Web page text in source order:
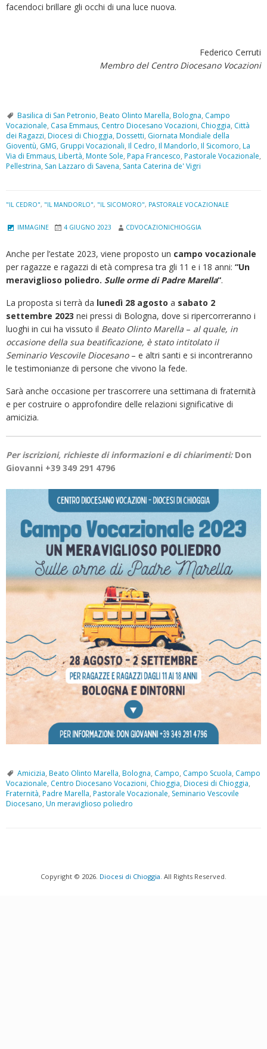
facendoci brillare gli occhi di una luce nuova.
Federico Cerruti
Membro del Centro Diocesano Vocazioni
Basilica di San Petronio, Beato Olinto Marella, Bologna, Campo
Vocazionale, Casa Emmaus, Centro Diocesano Vocazioni, Chioggia, Città
dei Ragazzi, Diocesi di Chioggia, Dossetti, Giornata Mondiale della
Gioventù, GMG, Gruppi Vocazionali, Il Cedro, Il Mandorlo, Il Sicomoro, La
Via di Emmaus, Libertà, Monte Sole, Papa Francesco, Pastorale Vocazionale,
Pellestrina, San Lazzaro di Savena, Santa Caterina de' Vigri
"IL CEDRO", "IL MANDORLO", "IL SICOMORO", PASTORALE VOCAZIONALE
IMMAGINE 4 GIUGNO 2023 CDVOCAZIONICHIOGGIA
Anche per l’estate 2023, viene proposto un campo vocazionale
per ragazze e ragazzi di età compresa tra gli 11 e i 18 anni: “Un
meraviglioso poliedro. Sulle orme di Padre Marella“.
La proposta si terrà da lunedì 28 agosto a sabato 2
settembre 2023 nei pressi di Bologna, dove si ripercorreranno i
luoghi in cui ha vissuto il Beato Olinto Marella – al quale, in
occasione della sua beatificazione, è stato intitolato il
Seminario Vescovile Diocesano– e altri santi e si incontreranno
le testimonianze di persone che vivono la fede.
Sarà anche occasione per trascorrere una settimana di fraternità
e per costruire o approfondire delle relazioni significative di
amicizia.
Per iscrizioni, richieste di informazioni e di chiarimenti: Don
Giovanni +39 349 291 4796
Amicizia, Beato Olinto Marella, Bologna, Campo, Campo Scuola, Campo
Vocazionale, Centro Diocesano Vocazioni, Chioggia, Diocesi di Chioggia,
Fraternità, Padre Marella, Pastorale Vocazionale, Seminario Vescovile
Diocesano, Un meraviglioso poliedro
Copyright © 2026. Diocesi di Chioggia. All Rights Reserved.